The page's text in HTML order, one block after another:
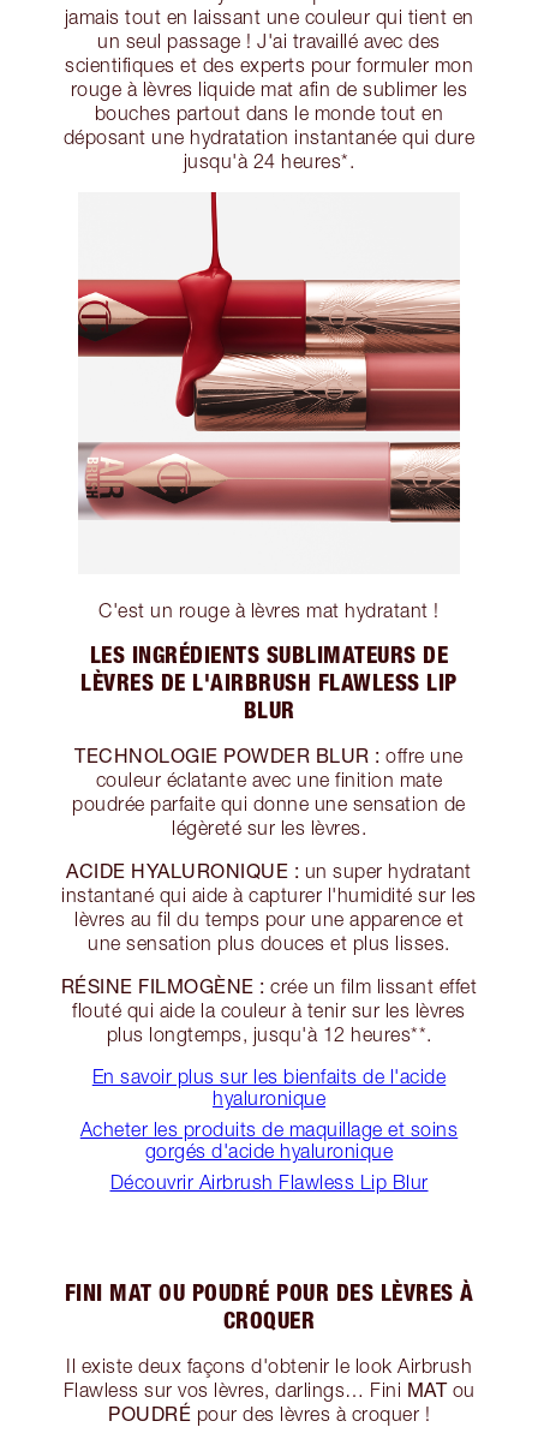
jamais tout en laissant une couleur qui tient en
un seul passage ! J'ai travaillé avec des
scientifiques et des experts pour formuler mon
rouge à lèvres liquide mat afin de sublimer les
bouches partout dans le monde tout en
déposant une hydratation instantanée qui dure
jusqu'à 24 heures*.
C'est un rouge à lèvres mat hydratant !
LES INGRÉDIENTS SUBLIMATEURS DE
LÈVRES DE L'AIRBRUSH FLAWLESS LIP
BLUR
TECHNOLOGIE POWDER BLUR : offre une
couleur éclatante avec une finition mate
poudrée parfaite qui donne une sensation de
légèreté sur les lèvres.
ACIDE HYALURONIQUE : un super hydratant
instantané qui aide à capturer l'humidité sur les
lèvres au fil du temps pour une apparence et
une sensation plus douces et plus lisses.
RÉSINE FILMOGÈNE : crée un film lissant effet
flouté qui aide la couleur à tenir sur les lèvres
plus longtemps, jusqu'à 12 heures**.
En savoir plus sur les bienfaits de l'acide
hyaluronique
Acheter les produits de maquillage et soins
gorgés d'acide hyaluronique
Découvrir Airbrush Flawless Lip Blur
FINI MAT OU POUDRÉ POUR DES LÈVRES À
CROQUER
Il existe deux façons d'obtenir le look Airbrush
Flawless sur vos lèvres, darlings… Fini MATou
POUDRÉ pour des lèvres à croquer !